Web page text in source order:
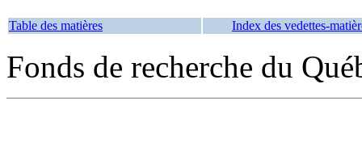
Table des matières Index des vedettes-
Fonds de recherche du